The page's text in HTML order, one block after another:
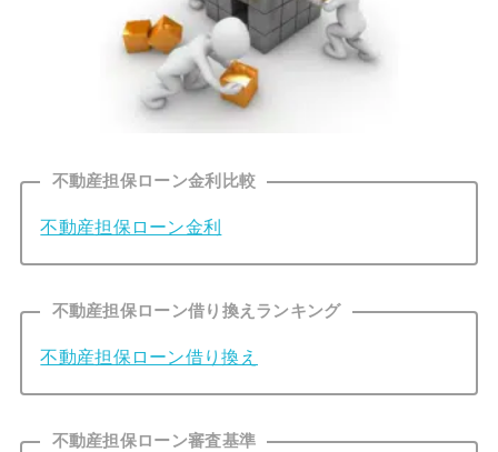
不動産担保ローン金利比較
不動産担保ローン金利
不動産担保ローン借り換えランキング
不動産担保ローン借り換え
不動産担保ローン審査基準